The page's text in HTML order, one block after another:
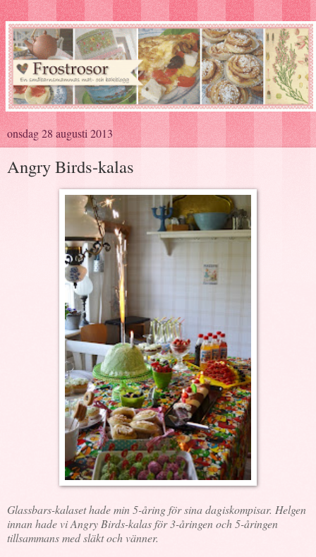
onsdag 28 augusti 2013
Angry Birds-kalas
Glassbars-kalaset hade min 5-åring för sina dagiskompisar. Helgen
innan hade vi Angry Birds-kalas för 3-åringen och 5-åringen
tillsammans med släkt och vänner.